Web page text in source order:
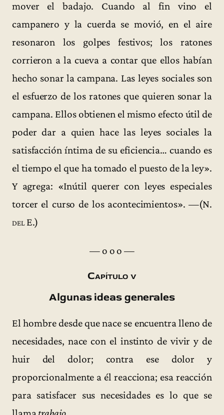
mover el badajo. Cuando al fin vino el
campanero y la cuerda se movió, en el aire
resonaron los golpes festivos; los ratones
corrieron a la cueva a contar que ellos habían
hecho sonar la campana. Las leyes sociales son
el esfuerzo de los ratones que quieren sonar la
campana. Ellos obtienen el mismo efecto útil de
poder dar a quien hace las leyes sociales la
satisfacción íntima de su eficiencia… cuando es
el tiempo el que ha tomado el puesto de la ley».
Y agrega: «Inútil querer con leyes especiales
torcer el curso de los acontecimientos». —(N.
del E.)
— o o o —
Capítulo v
Algunas ideas generales
El hombre desde que nace se encuentra lleno de
necesidades, nace con el instinto de vivir y de
huir del dolor; contra ese dolor y
proporcionalmente a él reacciona; esa reacción
para satisfacer sus necesidades es lo que se